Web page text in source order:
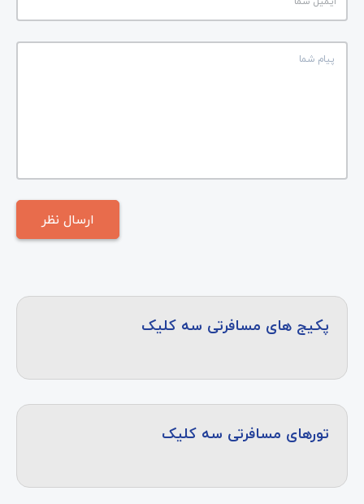
پکیج های مسافرتی سه کلیک
تورهای مسافرتی سه کلیک